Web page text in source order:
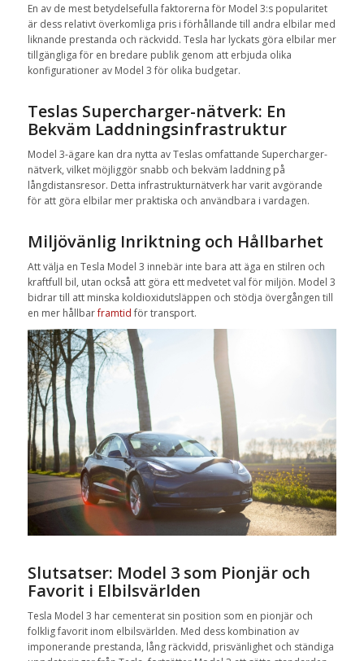
En av de mest betydelsefulla faktorerna för Model 3:s popularitet
är dess relativt överkomliga pris i förhållande till andra elbilar med
liknande prestanda och räckvidd. Tesla har lyckats göra elbilar mer
tillgängliga för en bredare publik genom att erbjuda olika
konfigurationer av Model 3 för olika budgetar.
Teslas Supercharger-nätverk: En
Bekväm Laddningsinfrastruktur
Model 3-ägare kan dra nytta av Teslas omfattande Supercharger-
nätverk, vilket möjliggör snabb och bekväm laddning på
långdistansresor. Detta infrastrukturnätverk har varit avgörande
för att göra elbilar mer praktiska och användbara i vardagen.
Miljövänlig Inriktning och Hållbarhet
Att välja en Tesla Model 3 innebär inte bara att äga en stilren och
kraftfull bil, utan också att göra ett medvetet val för miljön. Model 3
bidrar till att minska koldioxidutsläppen och stödja övergången till
en mer hållbarframtidför transport.
Slutsatser: Model 3 som Pionjär och
Favorit i Elbilsvärlden
Tesla Model 3 har cementerat sin position som en pionjär och
folklig favorit inom elbilsvärlden. Med dess kombination av
imponerande prestanda, lång räckvidd, prisvänlighet och ständiga